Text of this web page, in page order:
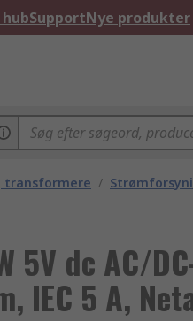
SupportNye produkter
transformere /
5V dc AC/
IEC 5 A,